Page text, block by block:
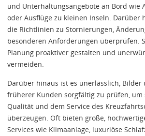
und Unterhaltungsangebote an Bord wie
oder Ausflüge zu kleinen Inseln. Darüber
die Richtlinien zu Stornierungen,
besonderen Anforderungen überprüfen.
Planung proaktiver gestalten und
vermeiden.
Darüber hinaus ist es unerlässlich, Bilder
früherer Kunden sorgfältig zu prüfen, um
Qualität und dem Service des
überzeugen. Oft bieten große,
Services wie Klimaanlage, luxuriöse